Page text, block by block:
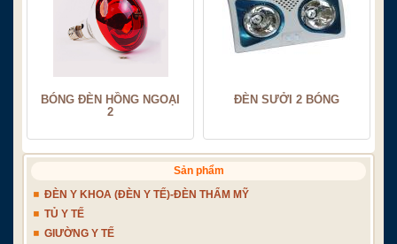
BÓNG ĐÈN HỒNG NGOẠI
2
ĐÈN SƯỞI 2 BÓNG
Sản phẩm
ĐÈN Y KHOA (ĐÈN Y TẾ)-ĐÈN THẨM MỸ
TỦ Y TẾ
GIƯỜNG Y TẾ